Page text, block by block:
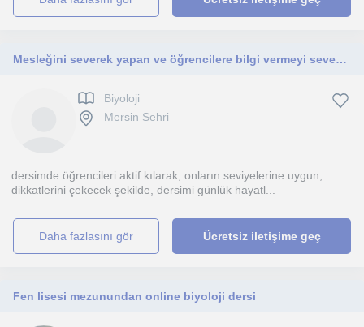
Mesleğini severek yapan ve öğrencilere bilgi vermeyi seven bir fen bilgisi öğretmeniyim
Biyoloji
Mersin Sehri
dersimde öğrencileri aktif kılarak, onların seviyelerine uygun,
dikkatlerini çekecek şekilde, dersimi günlük hayatl...
daha fazlasını gör Ücretsiz iletişime geç
Fen lisesi mezunundan online biyoloji dersi